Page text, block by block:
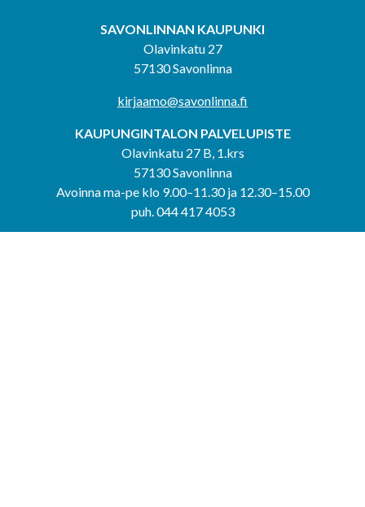
SAVONLINNAN KAUPUNKI
Olavinkatu 27
57130 Savonlinna
kirjaamo@savonlinna.fi
KAUPUNGINTALON PALVELUPISTE
Olavinkatu 27 B, 1.krs
57130 Savonlinna
Avoinna ma-pe klo 9.00–11.30 ja 12.30–15.00
puh. 044 417 4053